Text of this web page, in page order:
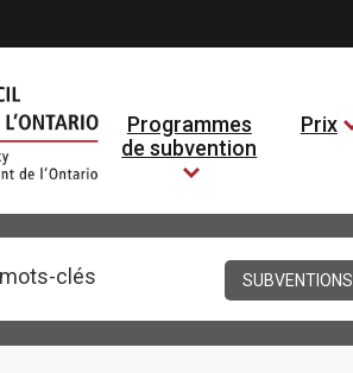
Programmes
de subvention
Prix
SUBVENTIONS